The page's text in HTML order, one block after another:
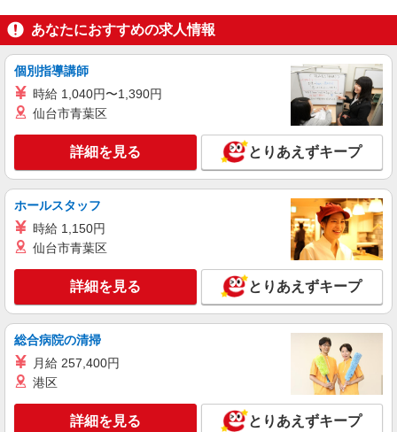
【au】人気機種に詳しくなれる携帯販売
時給1450円〜 ※残業代支給 ★交通費別途支給
+゜ 入社祝い金10万円支給(規定有) お友達を紹介
頂くと, インセンティブ支給(規定有) ★月2回払
い・週払い可能（規程有）★ ゜・。○。・゜
+゜・。○。・゜+゜
群馬県高崎市のauショップ
詳細を見る
派遣社員 紹介予定派遣
株式会社シエロ
時給1630円〜 ※残業代支給 ★交通費別途支給
+゜ 入社祝い金10万円支給(規定有) お友達を紹介
頂くと, インセンティブ支給(規定有) ★月2回払
い・週払い可能（規程有）★ ゜・。○。・゜
+゜・。○。・゜+゜
群馬県高崎市の家電量販店
キープ 詳細を見る
派遣社員 紹介予定派遣
株式会社シエロ
時給1400円〜 ※残業代支給 ★交通費別途支給
（規定あり） ゜+゜・。○。・゜+゜・。○。・゜
あなたにおすすめの求人情報
個別指導講師
時給 1,040円〜1,390円
仙台市青葉区
詳細を見る とりあえずキープ
ホールスタッフ
時給 1,150円
仙台市青葉区
詳細を見る とりあえずキープ
総合病院の清掃
月給 257,400円
港区
詳細を見る とりあえずキープ